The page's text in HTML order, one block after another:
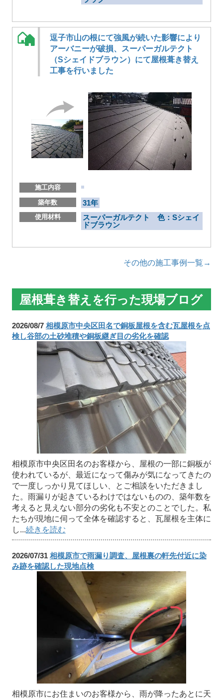
逗子市山の根にて強風が続いた影響により
アーバニーが破損、スーパーガルテクト
（Sシェイドブラウン）にて屋根葺き替え
工事を行いました
施工内容
築年数
31年
使用材料
スーパーガルテクト 色：Sシェイ
ドブラウン
その他の施工事例一覧→
屋根葺き替えを行った現場ブログ
2026/08/7 相模原市中央区田名で銅板屋根を含む瓦屋根を点
検し谷部の土砂堆積や銅板継ぎ目の劣化を確認
相模原市中央区田名のお客様から、屋根の一部に銅板が
使われているが、最近になって傷みが気になってきたの
で一度しっかり見てほしい、とご相談をいただきまし
た。雨漏りが起きているわけではないものの、築年数を
考えると見えない部分の劣化も不安とのことでした。私
たちが現地に伺って全体を確認すると、瓦屋根を主体に
し...続きを読む
2026/07/31 相模原市で雨漏り調査、屋根裏の軒先付近に染
み跡を確認した現地点検
相模原市にお住まいのお客様から、雨が降ったあとに天